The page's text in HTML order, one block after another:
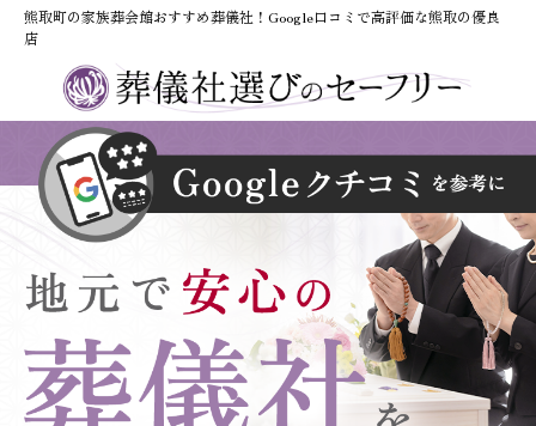
熊取町の家族葬会館おすすめ葬儀社！Google口コミで高評価な熊取の優良
店